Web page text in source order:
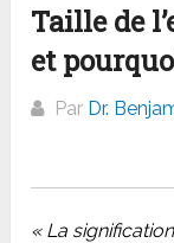
Taille de
et
Par Dr.
« La